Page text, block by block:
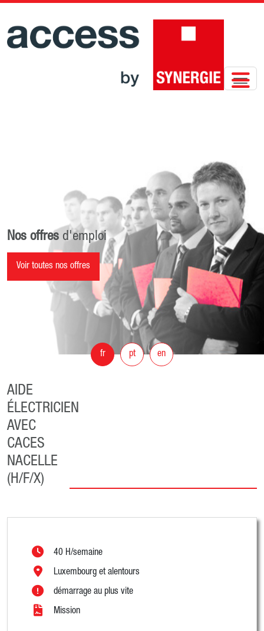
Nos offres d'emploi
Voir toutes nos offres
fr pt en
AIDE
ÉLECTRICIEN
AVEC
CACES
NACELLE
(H/F/X)
40 H/semaine
Luxembourg et alentours
démarrage au plus vite
Mission